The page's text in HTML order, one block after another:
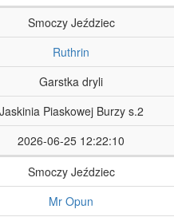
Smoczy Jeździec
Ruthrin
Garstka dryli
Jaskinia Piaskowej Burzy s.2
2026-06-25 12:22:10
Smoczy Jeździec
Mr Opun